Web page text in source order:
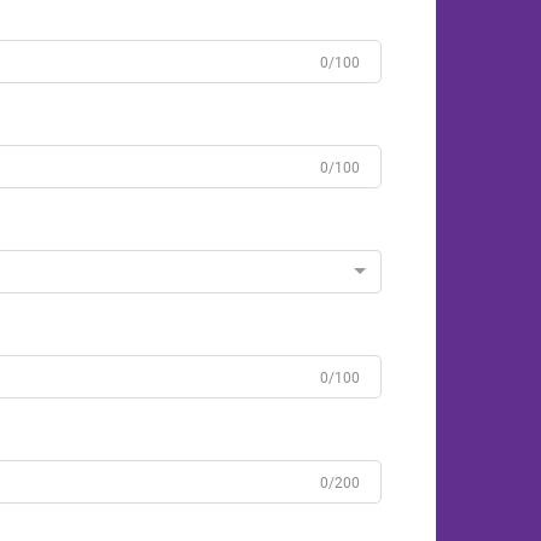
0/100
0/100
0/100
0/200